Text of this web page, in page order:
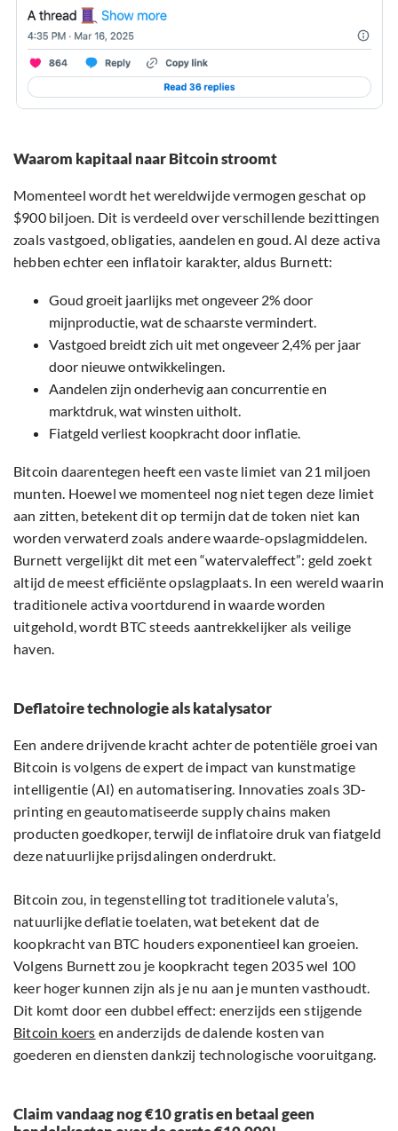
Waarom kapitaal naar Bitcoin stroomt
Momenteel wordt het wereldwijde vermogen geschat op
$900 biljoen. Dit is verdeeld over verschillende bezittingen
zoals vastgoed, obligaties, aandelen en goud. Al deze activa
hebben echter een inflatoir karakter, aldus Burnett:
Goud groeit jaarlijks met ongeveer 2% door
mijnproductie, wat de schaarste vermindert.
Vastgoed breidt zich uit met ongeveer 2,4% per jaar
door nieuwe ontwikkelingen.
Aandelen zijn onderhevig aan concurrentie en
marktdruk, wat winsten uitholt.
Fiatgeld verliest koopkracht door inflatie.
Bitcoin daarentegen heeft een vaste limiet van 21 miljoen
munten. Hoewel we momenteel nog niet tegen deze limiet
aan zitten, betekent dit op termijn dat de token niet kan
worden verwaterd zoals andere waarde-opslagmiddelen.
Burnett vergelijkt dit met een “watervaleffect”: geld zoekt
altijd de meest efficiënte opslagplaats. In een wereld waarin
traditionele activa voortdurend in waarde worden
uitgehold, wordt BTC steeds aantrekkelijker als veilige
haven.
Deflatoire technologie als katalysator
Een andere drijvende kracht achter de potentiële groei van
Bitcoin is volgens de expert de impact van kunstmatige
intelligentie (AI) en automatisering. Innovaties zoals 3D-
printing en geautomatiseerde supply chains maken
producten goedkoper, terwijl de inflatoire druk van fiatgeld
deze natuurlijke prijsdalingen onderdrukt.
Bitcoin zou, in tegenstelling tot traditionele valuta’s,
natuurlijke deflatie toelaten, wat betekent dat de
koopkracht van BTC houders exponentieel kan groeien.
Volgens Burnett zou je koopkracht tegen 2035 wel 100
keer hoger kunnen zijn als je nu aan je munten vasthoudt.
Dit komt door een dubbel effect: enerzijds een stijgende
Bitcoin koers en anderzijds de dalende kosten van
goederen en diensten dankzij technologische vooruitgang.
Claim vandaag nog €10 gratis en betaal geen